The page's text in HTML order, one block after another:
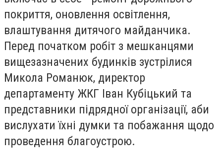
покриття, оновлення освітлення,
влаштування дитячого майданчика.
Перед початком робіт з мешканцями
вищезазначених будинків зустрілися
Микола Романюк, директор
департаменту ЖКГ Іван Кубіцький та
представники підрядної організації, аби
вислухати їхні думки та побажання щодо
проведення благоустрою.